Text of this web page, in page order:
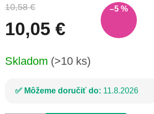
10,58 € –5 %
10,05 €
cena:
Skladom (>10 ks)
Môžeme doručiť do: 11.8.2026